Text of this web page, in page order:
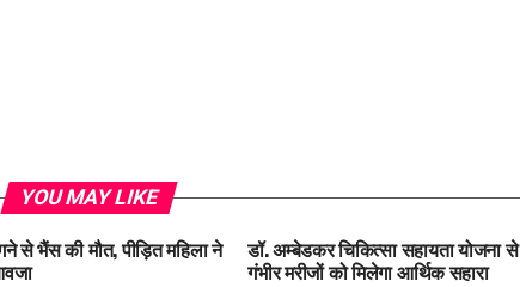
YOU MAY LIKE
से भैंस की मौत, पीड़ित महिला ने डॉ. अम्बेडकर चिकित्सा सहायता योजना से
गंभीर मरीजों को मिलेगा आर्थिक सहारा